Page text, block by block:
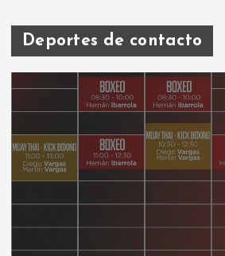
Deportes de contacto